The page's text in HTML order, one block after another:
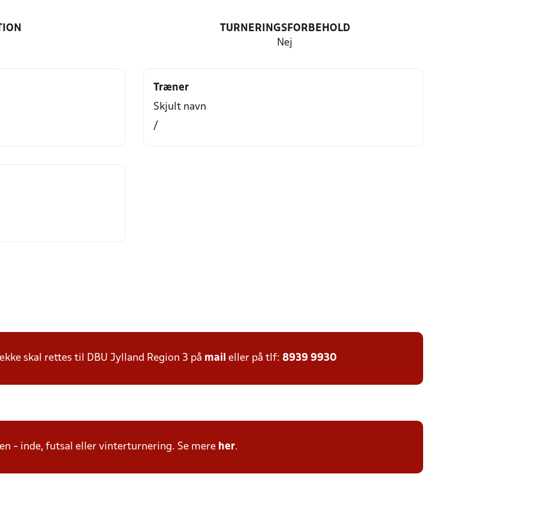
TURNERINGSFORBEHOLD
Nej
Træner
Skjult navn
/
skal rettes til DBU Jylland Region 3 på mail eller på tlf: 8939 9930
- inde, futsal eller vinterturnering. Se mere her.